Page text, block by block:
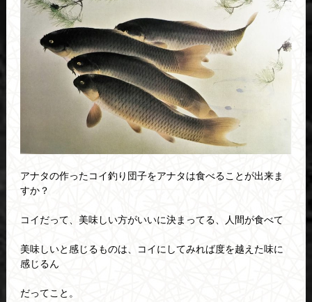
アナタの作ったコイ釣り団子をアナタは食べることが出来ま
すか？
コイだって、美味しい方がいいに決まってる、人間が食べて
美味しいと感じるものは、コイにしてみれば度を越えた味に
感じるん
だってこと。